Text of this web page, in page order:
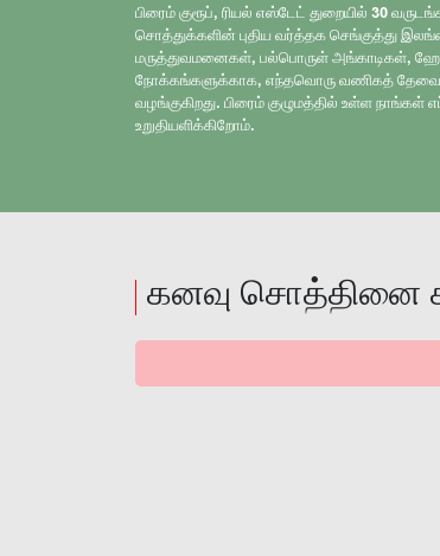
பிரைம் குரூப், ரியல் எஸ்டேட் துறையில் 30
சொத்துக்களின் புதிய வர்த்தக செங்குத்து
மருத்துவமனைகள், பல்பொருள் அங்காடிகள்,
நோக்கங்களுக்காக, எந்தவொரு வணிகத்
வழங்குகிறது. பிரைம் குழுமத்தில் உள்ள
உறுதியளிக்கிறோம்.
கனவு சொத்தினை